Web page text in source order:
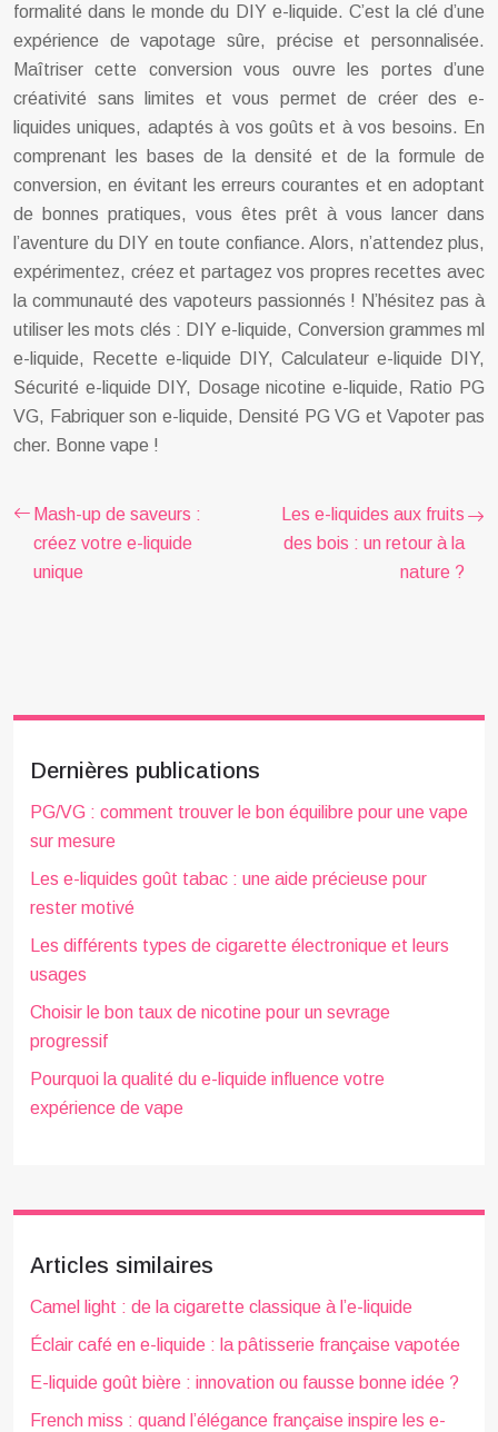
formalité dans le monde du DIY e-liquide. C’est la clé d’une
expérience de vapotage sûre, précise et personnalisée.
Maîtriser cette conversion vous ouvre les portes d’une
créativité sans limites et vous permet de créer des e-
liquides uniques, adaptés à vos goûts et à vos besoins. En
comprenant les bases de la densité et de la formule de
conversion, en évitant les erreurs courantes et en adoptant
de bonnes pratiques, vous êtes prêt à vous lancer dans
l’aventure du DIY en toute confiance. Alors, n’attendez plus,
expérimentez, créez et partagez vos propres recettes avec
la communauté des vapoteurs passionnés ! N’hésitez pas à
utiliser les mots clés : DIY e-liquide, Conversion grammes ml
e-liquide, Recette e-liquide DIY, Calculateur e-liquide DIY,
Sécurité e-liquide DIY, Dosage nicotine e-liquide, Ratio PG
VG, Fabriquer son e-liquide, Densité PG VG et Vapoter pas
cher. Bonne vape !
Mash-up de saveurs :
créez votre e-liquide
unique
Les e-liquides aux fruits
des bois : un retour à la
nature ?
Dernières publications
PG/VG : comment trouver le bon équilibre pour une vape
sur mesure
Les e-liquides goût tabac : une aide précieuse pour
rester motivé
Les différents types de cigarette électronique et leurs
usages
Choisir le bon taux de nicotine pour un sevrage
progressif
Pourquoi la qualité du e-liquide influence votre
expérience de vape
Articles similaires
Camel light : de la cigarette classique à l’e-liquide
Éclair café en e-liquide : la pâtisserie française vapotée
E-liquide goût bière : innovation ou fausse bonne idée ?
French miss : quand l’élégance française inspire les e-